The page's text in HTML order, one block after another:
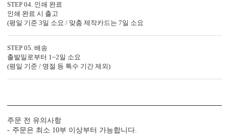
감성 더하기
당신만의 특별한 청첩장을 위한
다양한 옵션 상품이 준비되어 있습니다.
실링 스탬프
카드 봉투
청첩장 리본 클로버+엽서
STEP 04. 인쇄 완료
인쇄 완료 시 출고
(평일 기준 3일 소요 / 맞춤 제작카드는 7일 소요
STEP 05. 배송
출발일로부터 1~2일 소요
(평일 기준 / 명절 등 특수 기간 제외)
주문 전 유의사항
주문은 최소 10부 이상부터 가능합니다.